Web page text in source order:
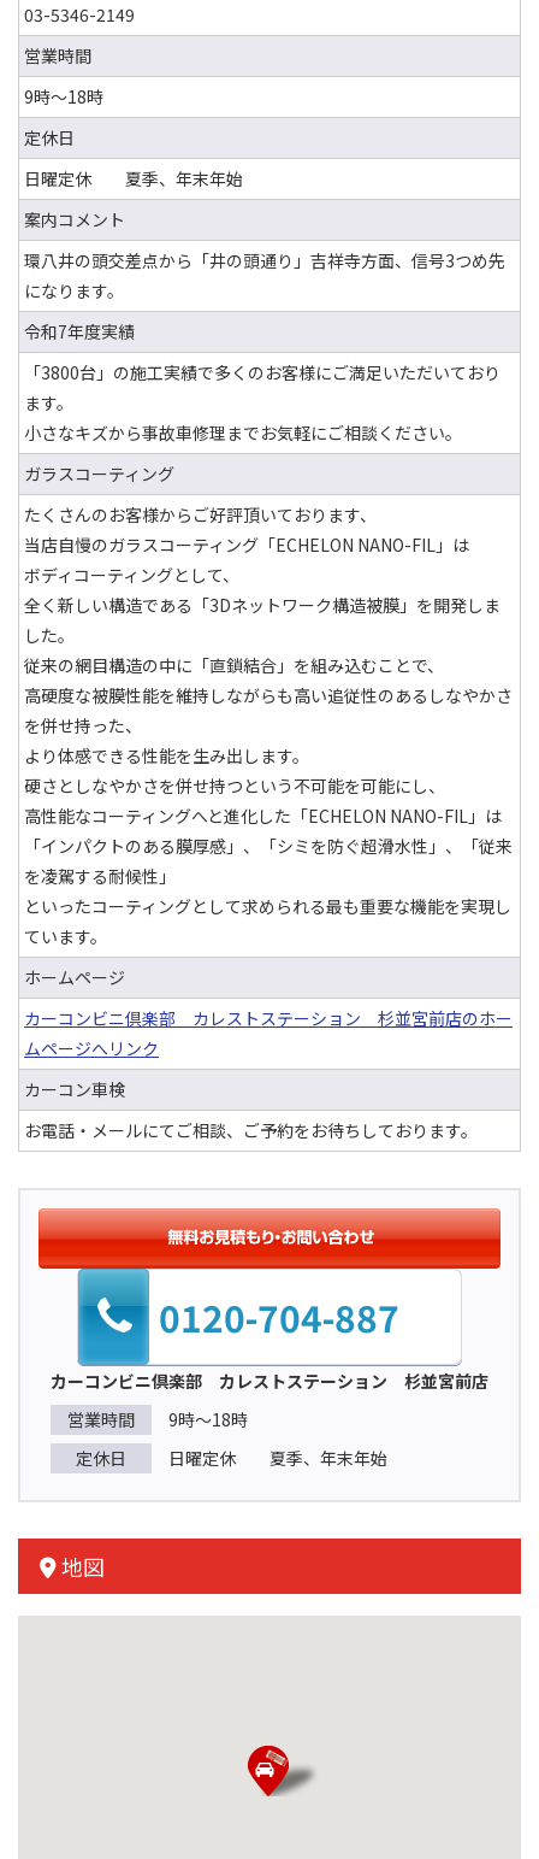
03-5346-2149
営業時間
9時～18時
定休日
日曜定休 夏季、年末年始
案内コメント
環八井の頭交差点から「井の頭通り」吉祥寺方面、信号3つめ先
になります。
令和7年度実績
「3800台」の施工実績で多くのお客様にご満足いただいており
ます。
小さなキズから事故車修理までお気軽にご相談ください。
ガラスコーティング
たくさんのお客様からご好評頂いております、
当店自慢のガラスコーティング「ECHELON NANO-FIL」は
ボディコーティングとして、
全く新しい構造である「3Dネットワーク構造被膜」を開発しま
した。
従来の網目構造の中に「直鎖結合」を組み込むことで、
高硬度な被膜性能を維持しながらも高い追従性のあるしなやかさ
を併せ持った、
より体感できる性能を生み出します。
硬さとしなやかさを併せ持つという不可能を可能にし、
高性能なコーティングへと進化した「ECHELON NANO-FIL」は
「インパクトのある膜厚感」、「シミを防ぐ超滑水性」、「従来
を凌駕する耐候性」
といったコーティングとして求められる最も重要な機能を実現し
ています。
ホームページ
カーコンビニ倶楽部 カレストステーション 杉並宮前店のホー
ムページへリンク
カーコン車検
お電話・メールにてご相談、ご予約をお待ちしております。
0120-704-887
カーコンビニ倶楽部 カレストステーション 杉並宮前店
営業時間
9時～18時
定休日
日曜定休 夏季、年末年始
地図